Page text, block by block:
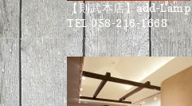
【則武本店】add-Lamp
TEL 058-216-1668